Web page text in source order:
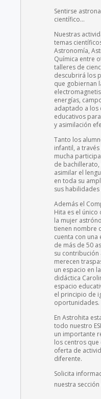
Sentirse
científico…
Nuestras
temas
Astronomía,
Química entre
talleres de
descubrirá los
que gobiernan
energías,
adaptado a los
educativos
y asimilación
Tanto los
infantil, a
mucha
de
asimilar el
en toda su
sus habilidades
Además el
Hita es el
la mujer
tienen nombre
cuenta con
de más de 50
su contribución
merecen
un espacio en
didáctica
espacio
el principio de
oportunidades.
En Astrohita
todo nuestro
un importante
los centros
oferta de
diferente.
Solicita
nuestra sección